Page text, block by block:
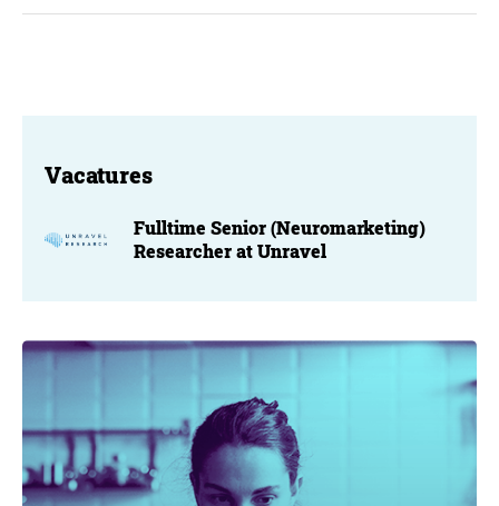
Vacatures
Fulltime Senior (Neuromarketing)
Researcher at Unravel